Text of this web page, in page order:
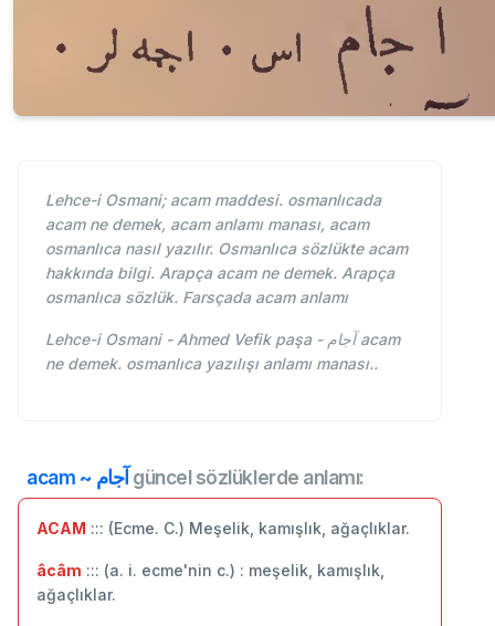
Lehce-i Osmani; acam maddesi. osmanlıcada
acam ne demek, acam anlamı manası, acam
osmanlıca nasıl yazılır. Osmanlıca sözlükte acam
hakkında bilgi. Arapça acam ne demek. Arapça
osmanlıca sözlük. Farsçada acam anlamı
Lehce-i Osmani - Ahmed Vefik paşa - آجام acam
ne demek. osmanlıca yazılışı anlamı manası..
acam ~ آجام güncel sözlüklerde anlamı:
ACAM ::: (Ecme. C.) Meşelik, kamışlık, ağaçlıklar.
âcâm ::: (a. i. ecme'nin c.) : meşelik, kamışlık,
ağaçlıklar.